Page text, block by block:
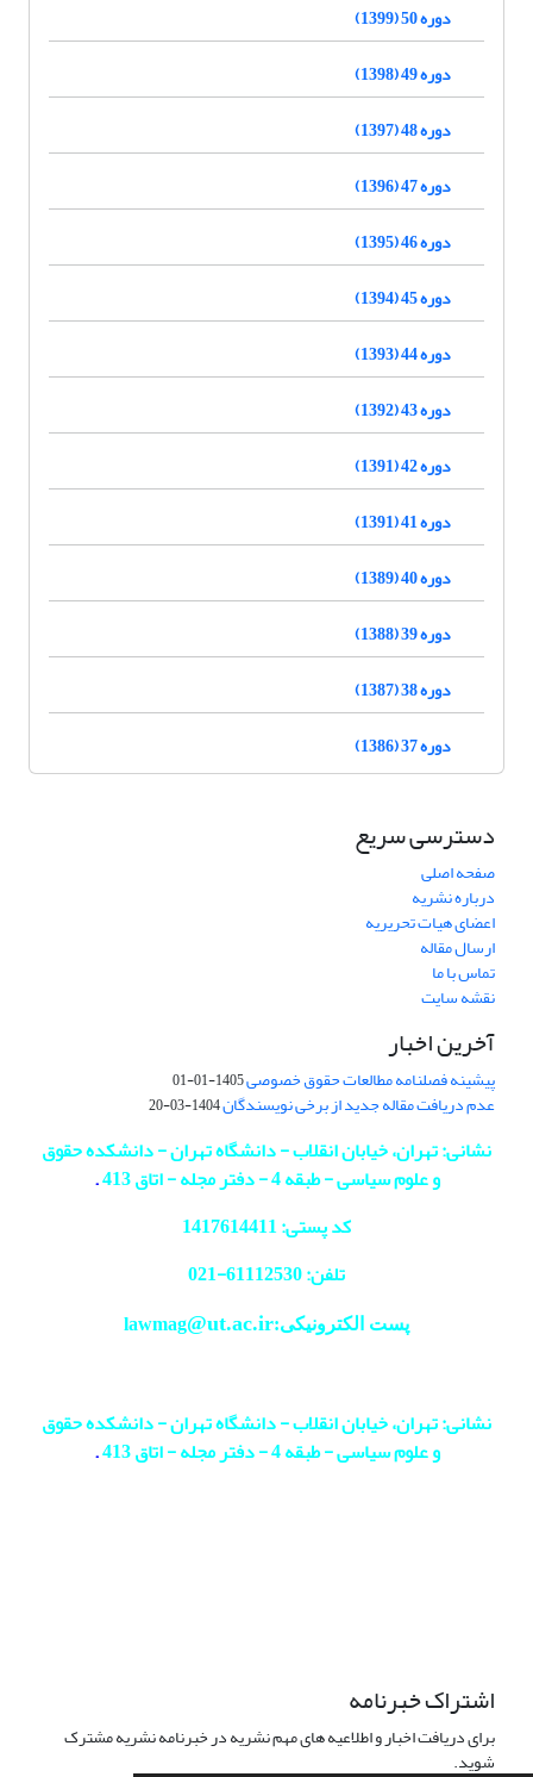
دوره 50 (1399)
دوره 49 (1398)
دوره 48 (1397)
دوره 47 (1396)
دوره 46 (1395)
دوره 45 (1394)
دوره 44 (1393)
دوره 43 (1392)
دوره 42 (1391)
دوره 41 (1391)
دوره 40 (1389)
دوره 39 (1388)
دوره 38 (1387)
دوره 37 (1386)
دسترسی سریع
صفحه اصلی
درباره نشریه
اعضای هیات تحریریه
ارسال مقاله
تماس با ما
نقشه سایت
آخرین اخبار
پیشینه فصلنامه مطالعات حقوق خصوصی1405-01-01
عدم دریافت مقاله جدید از برخی نویسندگان1404-03-20
نشانی: تهران، خیابان انقلاب - دانشگاه تهران - دانشکده حقوق
و علوم سیاسی - طبقه 4 - دفتر مجله - اتاق 413
.
کد پستی: 1417614411
تلفن: 61112530-
021
پست الکترونیکی:lawmag@ut.ac.ir
نشانی: تهران، خیابان انقلاب - دانشگاه تهران - دانشکده حقوق
و علوم سیاسی - طبقه 4 - دفتر مجله - اتاق 413
.
اشتراک خبرنامه
برای دریافت اخبار و اطلاعیه های مهم نشریه در خبرنامه نشریه مشترک
شوید.